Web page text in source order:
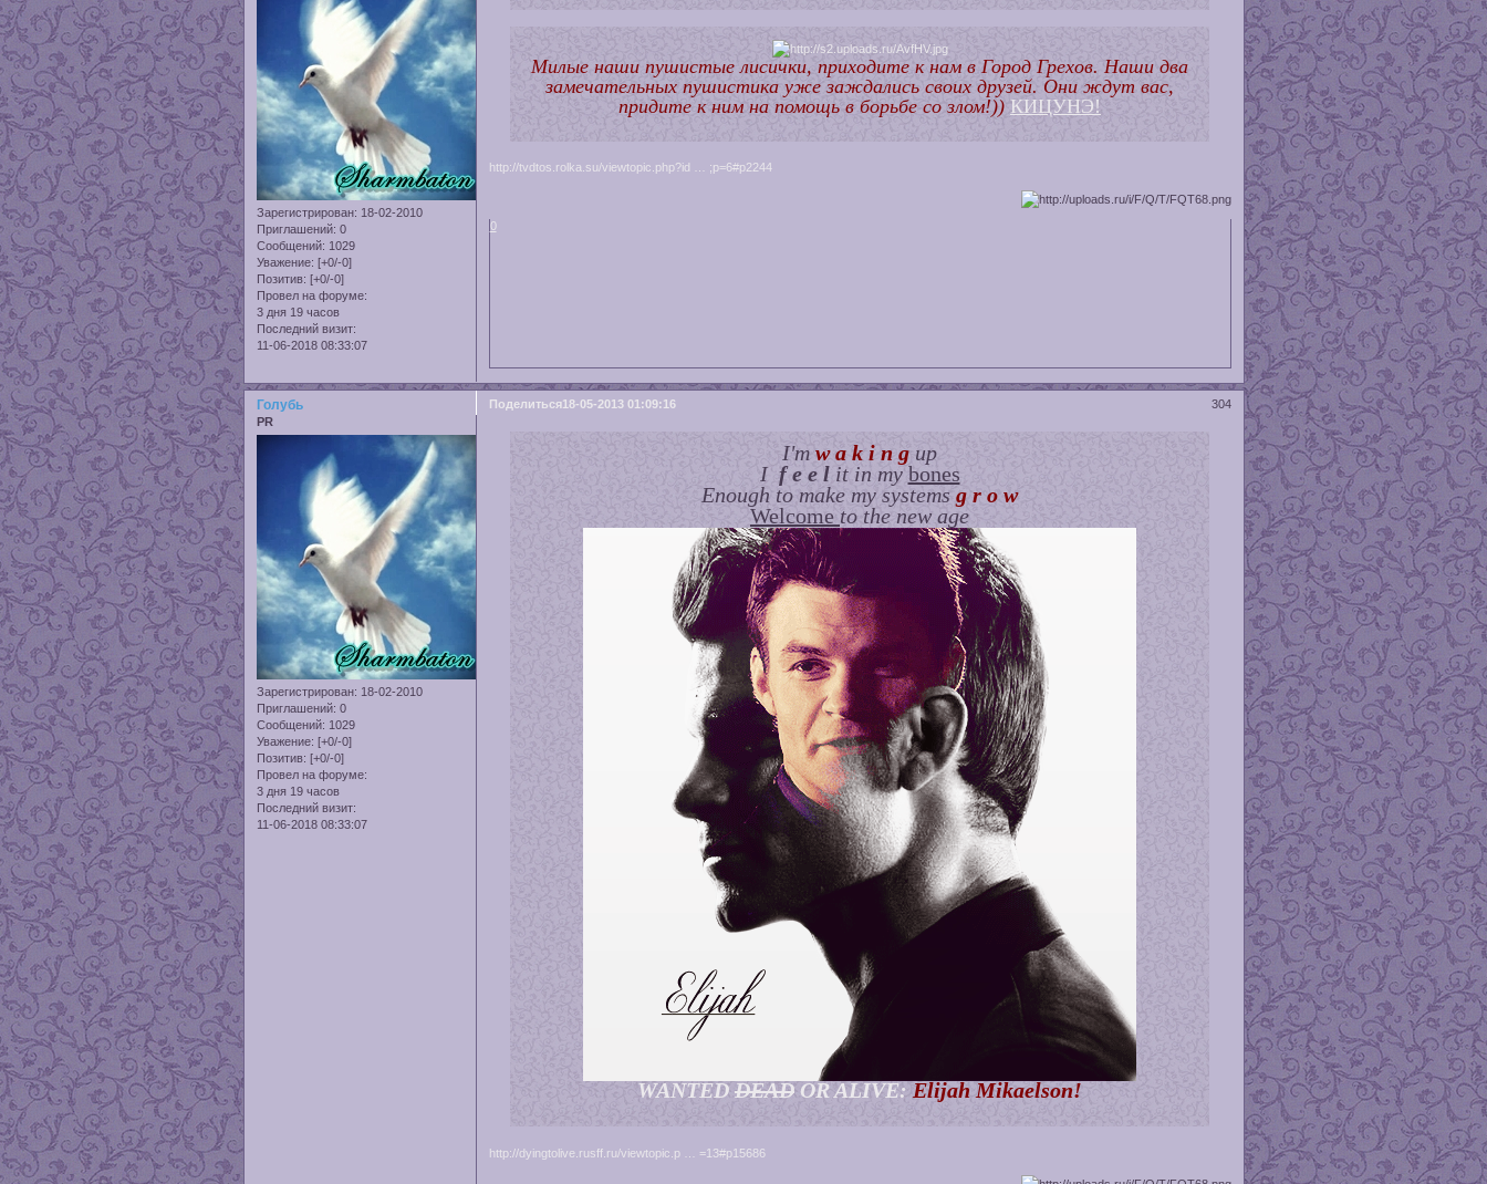
Зарегистрирован: 18-02-2010
Приглашений: 0
Сообщений: 1029
Уважение: [+0/-0]
Позитив: [+0/-0]
Провел на форуме:
3 дня 19 часов
Последний визит:
11-06-2018 08:33:07
Милые наши пушистые лисички, приходите к нам в Город Грехов. Наши два
замечательных пушистика уже заждались своих друзей. Они ждут вас,
придите к ним на помощь в борьбе со злом!)) КИЦУНЭ!
http://tvdtos.rolka.su/viewtopic.php?id … ;p=6#p2244
0
Поделиться 304
18-05-2013 01:09:16
Голубь
PR
Зарегистрирован: 18-02-2010
Приглашений: 0
Сообщений: 1029
Уважение: [+0/-0]
Позитив: [+0/-0]
Провел на форуме:
3 дня 19 часов
Последний визит:
11-06-2018 08:33:07
I'm w a k i n g up
I f e e l it in mybones
Enough to make my systems g r o w
Welcome to the new age
WANTED DEAD OR ALIVE: Elijah Mikaelson!
http://dyingtolive.rusff.ru/viewtopic.p … =13#p15686